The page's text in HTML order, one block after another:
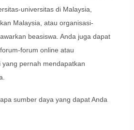
universitas di Malaysia,
Malaysia, atau organisasi-
beasiswa. Anda juga dapat
forum online atau
pernah mendapatkan
sumber daya yang dapat Anda